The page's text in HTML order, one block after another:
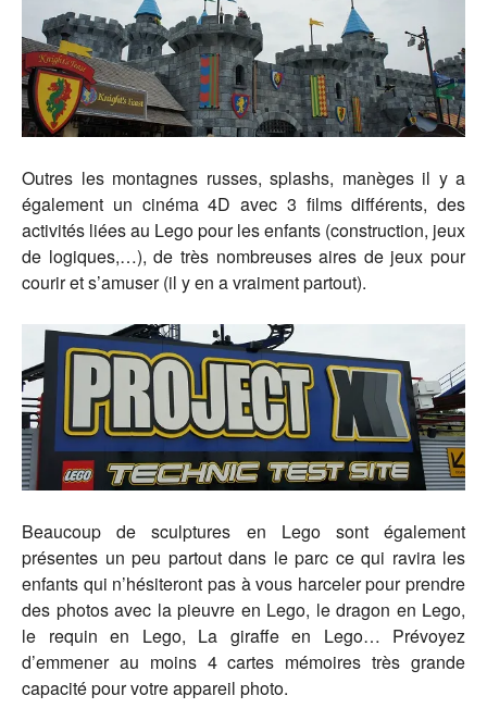
Outres les montagnes russes, splashs, manèges il y a
également un cinéma 4D avec 3 films différents, des
activités liées au Lego pour les enfants (construction, jeux
de logiques,…), de très nombreuses aires de jeux pour
courir et s’amuser (il y en a vraiment partout).
Beaucoup de sculptures en Lego sont également
présentes un peu partout dans le parc ce qui ravira les
enfants qui n’hésiteront pas à vous harceler pour prendre
des photos avec la pieuvre en Lego, le dragon en Lego,
le requin en Lego, La giraffe en Lego… Prévoyez
d’emmener au moins 4 cartes mémoires très grande
capacité pour votre appareil photo.